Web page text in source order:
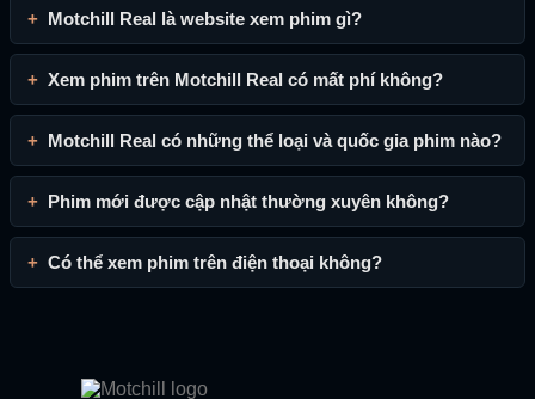
Motchill Real là website xem phim gì?
Xem phim trên Motchill Real có mất phí không?
Motchill Real có những thể loại và quốc gia phim nào?
Phim mới được cập nhật thường xuyên không?
Có thể xem phim trên điện thoại không?